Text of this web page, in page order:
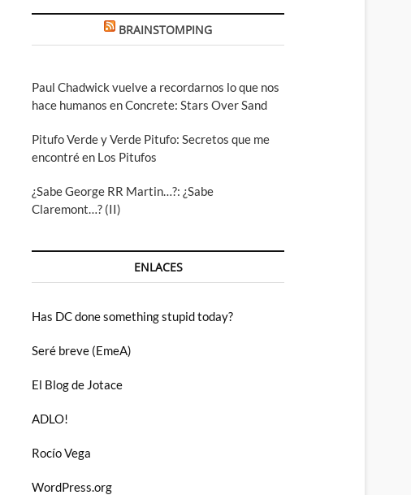
BRAINSTOMPING
Paul Chadwick vuelve a recordarnos lo que nos
hace humanos en Concrete: Stars Over Sand
Pitufo Verde y Verde Pitufo: Secretos que me
encontré en Los Pitufos
¿Sabe George RR Martin…?: ¿Sabe
Claremont…? (II)
ENLACES
Has DC done something stupid today?
Seré breve (EmeA)
El Blog de Jotace
ADLO!
Rocío Vega
WordPress.org